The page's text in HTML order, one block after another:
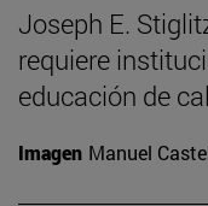
Joseph E.
requiere
educación de
Imagen Manuel